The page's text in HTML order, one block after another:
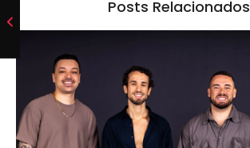
Posts Relacionados